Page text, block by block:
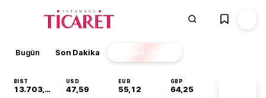
Bugün Son Dakika Finans EKSTRA
BIST
13.703,13
USD
47,59
EUR
55,12
GBP
64,25